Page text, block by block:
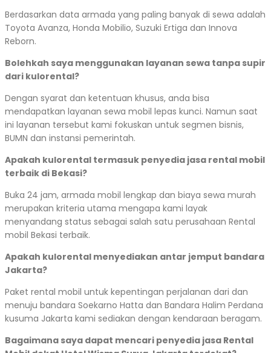
Berdasarkan data armada yang paling banyak di sewa adalah
Toyota Avanza, Honda Mobilio, Suzuki Ertiga dan Innova
Reborn.
Bolehkah saya menggunakan layanan sewa tanpa supir
dari kulorental?
Dengan syarat dan ketentuan khusus, anda bisa
mendapatkan layanan sewa mobil lepas kunci. Namun saat
ini layanan tersebut kami fokuskan untuk segmen bisnis,
BUMN dan instansi pemerintah.
Apakah kulorental termasuk penyedia jasa rental mobil
terbaik di Bekasi?
Buka 24 jam, armada mobil lengkap dan biaya sewa murah
merupakan kriteria utama mengapa kami layak
menyandang status sebagai salah satu perusahaan Rental
mobil Bekasi terbaik.
Apakah kulorental menyediakan antar jemput bandara
Jakarta?
Paket rental mobil untuk kepentingan perjalanan dari dan
menuju bandara Soekarno Hatta dan Bandara Halim Perdana
kusuma Jakarta kami sediakan dengan kendaraan beragam.
Bagaimana saya dapat mencari penyedia jasa Rental